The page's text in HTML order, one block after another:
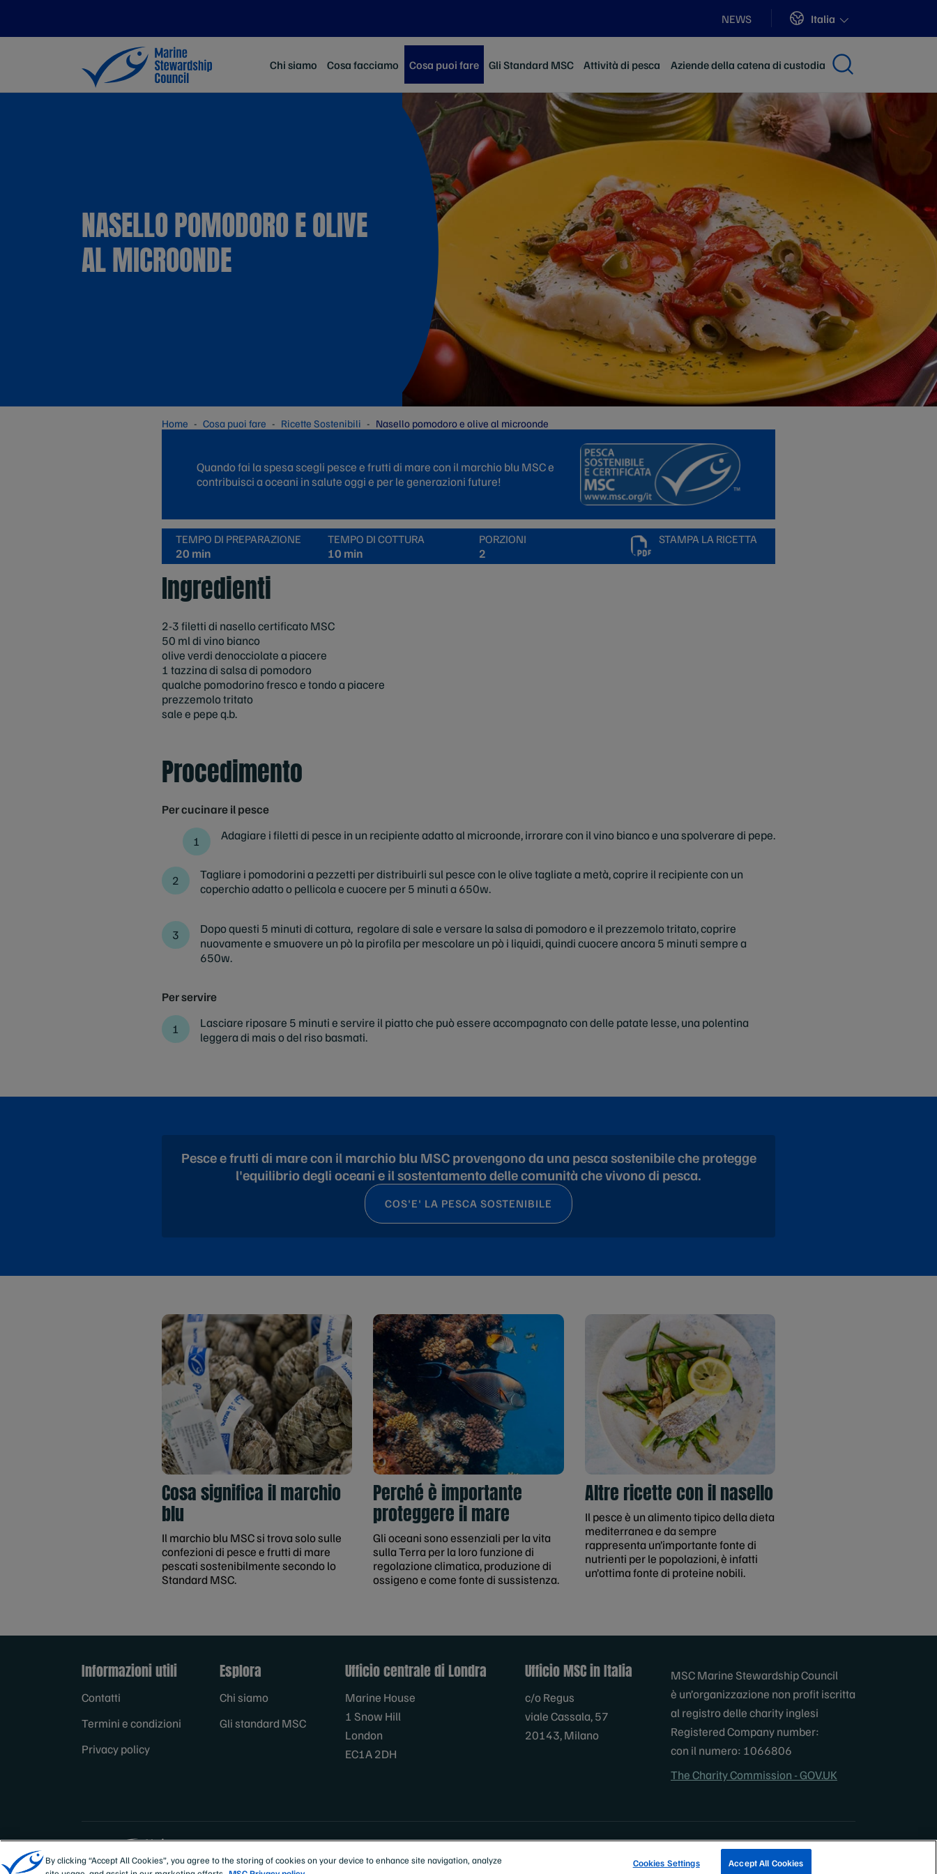
NEWS Sites
Italia
Chi siamo Cosa facciamo Cosa puoi fare Gli Standard MSC Attività di pesca Aziende della catena di custodia
NASELLO POMODORO E OLIVE
AL MICROONDE
Home Cosa puoi fare Ricette Sostenibili Nasello pomodoro e olive al microonde
Quando fai la spesa scegli pesce e frutti di mare con il marchio blu MSC e
contribuisci a oceani in salute oggi e per le generazioni future!
TEMPO DI PREPARAZIONE
20 min
TEMPO DI COTTURA
10 min
PORZIONI
2
STAMPA LA RICETTA
Ingredienti
2-3 filetti di nasello certificato MSC
50 ml di vino bianco
olive verdi denocciolate a piacere
1 tazzina di salsa di pomodoro
qualche pomodorino fresco e tondo a piacere
prezzemolo tritato
sale e pepe q.b.
Procedimento
Per cucinare il pesce
Adagiare i filetti di pesce in un recipiente adatto al microonde, irrorare con il vino bianco e una spolverare di pepe.
Tagliare i pomodorini a pezzetti per distribuirli sul pesce con le olive tagliate a metà, coprire il recipiente con un
coperchio adatto o pellicola e cuocere per 5 minuti a 650w.
Dopo questi 5 minuti di cottura, regolare di sale e versare la salsa di pomodoro e il prezzemolo tritato, coprire
nuovamente e smuovere un pò la pirofila per mescolare un pò i liquidi, quindi cuocere ancora 5 minuti sempre a
650w.
Per servire
Lasciare riposare 5 minuti e servire il piatto che può essere accompagnato con delle patate lesse, una polentina
leggera di mais o del riso basmati.
Pesce e frutti di mare con il marchio blu MSC provengono da una pesca sostenibile che protegge
l'equilibrio degli oceani e il sostentamento delle comunità che vivono di pesca.
COS'E' LA PESCA SOSTENIBILE
Cosa significa il marchio
blu
Il marchio blu MSC si trova solo sulle
confezioni di pesce e frutti di mare
pescati sostenibilmente secondo lo
Standard MSC.
Perché è importante
proteggere il mare
Gli oceani sono essenziali per la vita
sulla Terra per la loro funzione di
regolazione climatica, produzione di
ossigeno e come fonte di sussistenza.
Altre ricette con il nasello
Il pesce è un alimento tipico della dieta
mediterranea e da sempre
rappresenta un’importante fonte di
nutrienti per le popolazioni, è infatti
un’ottima fonte di proteine nobili.
Informazioni utili
Contatti
Termini e condizioni
Privacy policy
Esplora
Chi siamo
Gli standard MSC
Ufficio centrale di Londra
Marine House
1 Snow Hill
London
EC1A 2DH
Ufficio MSC in Italia
c/o Regus
viale Cassala, 57
20143, Milano
MSC Marine Stewardship Council
è un’organizzazione non profit iscritta
al registro delle charity inglesi
Registered Company number:
con il numero: 1066806
The Charity Commission - GOV.UK
SCOPRI LE NOSTRE ATTIVITÀ DI PESCA
By clicking “Accept All Cookies”, you agree to the storing of cookies on your device to enhance site navigation, analyze
Cookies Settings Accept All Cookies